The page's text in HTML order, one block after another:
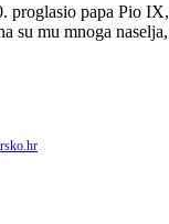
proglasio papa Pio
su mu mnoga